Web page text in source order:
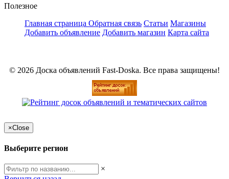
Полезное
Главная страница Обратная связь Статьи Магазины
Добавить объявление Добавить магазин Карта сайта
© 2026 Доска объявлений Fast-Doska. Все права защищены!
×Close
Выберите регион
×